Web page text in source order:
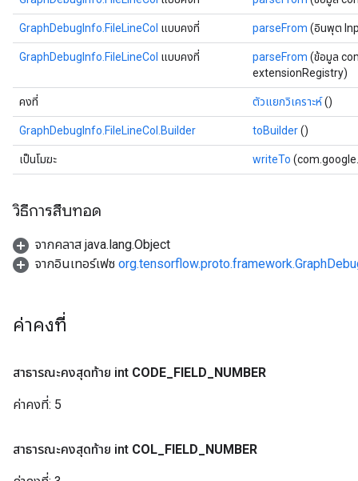
GraphDebugInfo.FileLineCol แบบคงที่ parseFrom (อินพุต
GraphDebugInfo.FileLineCol แบบคงที่ parseFrom (ข้อมูล
extensionRegistry)
คงที่ ตัวแยกวิเคราะห์()
GraphDebugInfo.FileLineCol.Builder toBuilder()
เป็นโมฆะ writeTo
วิธีการสืบทอด
จากคลาส java.lang.Object
จากอินเทอร์เฟซ
ค่าคงที่
สาธารณะคงสุดท้าย int CODE FIELD NUMBER
ค่าคงที่: 5
สาธารณะคงสุดท้าย int COL FIELD NUMBER